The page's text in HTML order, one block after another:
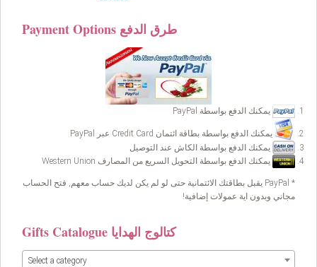
Payment Options طرق الدفع
يمكنك الدفع بواسطة PayPal
يمكنك الدفع بواسطة بطاقة ائتمان Credit Card عبر PayPal
يمكنك الدفع بواسطة الكاش عند التوصيل
يمكنك الدفع بواسطة التحويل السريع من المصارف Western Union
* PayPal يقبل بطاقتك الائتمانية حتى لو لم يكن لديك حساب معهم, فتح الحساب
مجاني وبدون اية عمولات إضافية!
Gifts Catalogue كتالوج الهدايا
Select a category